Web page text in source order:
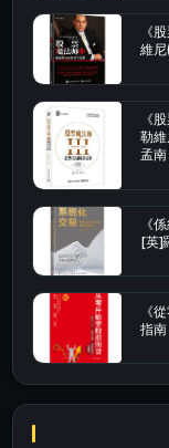
《
維
《
勒
孟南
《
[英]
《
指